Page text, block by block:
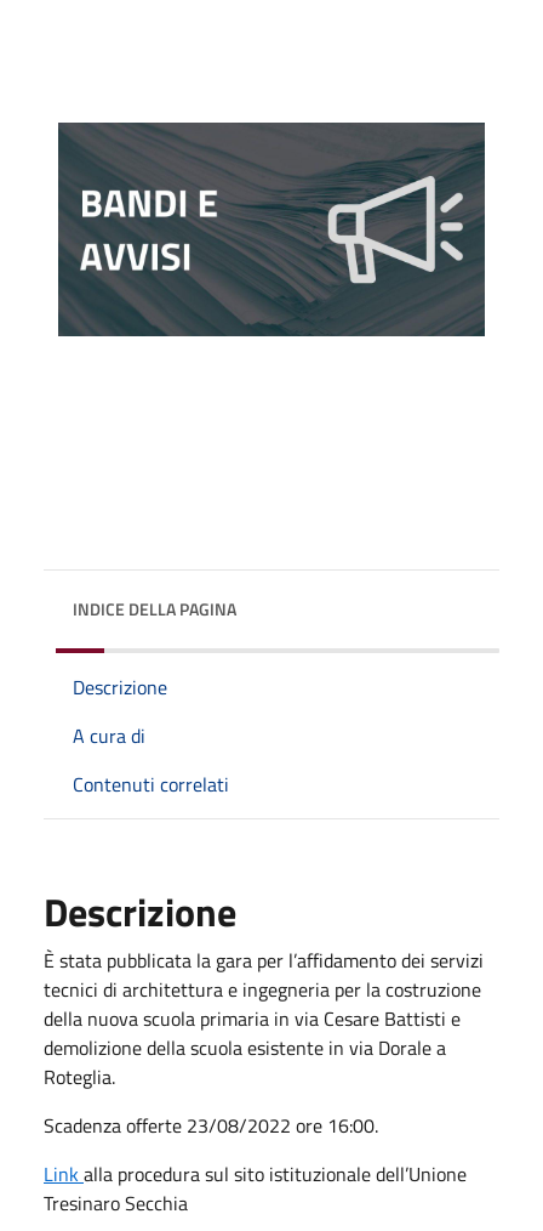
INDICE DELLA PAGINA
Descrizione
A cura di
Contenuti correlati
Descrizione
È stata pubblicata la gara per l’affidamento dei servizi
tecnici di architettura e ingegneria per la costruzione
della nuova scuola primaria in via Cesare Battisti e
demolizione della scuola esistente in via Dorale a
Roteglia.
Scadenza offerte 23/08/2022 ore 16:00.
Linkalla procedura sul sito istituzionale dell’Unione
Tresinaro Secchia